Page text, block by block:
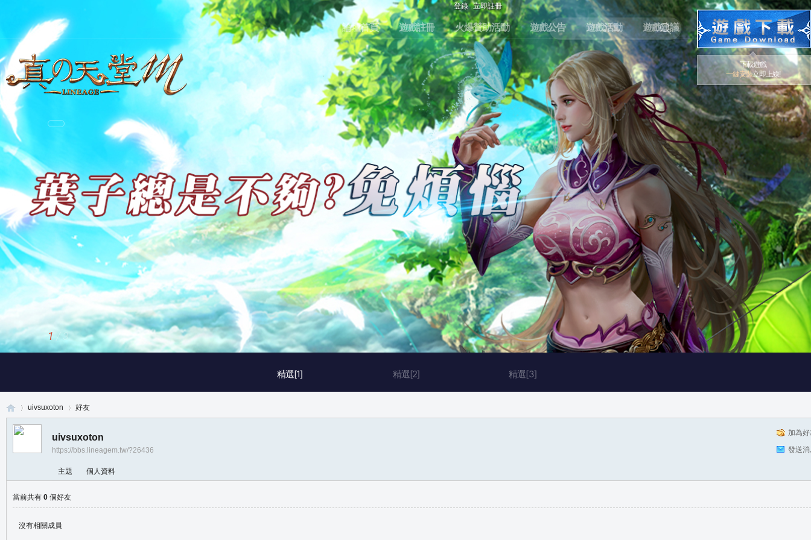
登錄 立即註冊
論壇首頁 遊戲註冊 火爆贊助活動 遊戲公告 遊戲活動 遊戲建議
下載遊戲
一鍵安裝立即上線!
精選[1] 精選[2] 精選[3]
1 / 3
uivsuxoton 好友
加為
發送
uivsuxoton
https://bbs.lineagem.tw/?26436
主題 個人資料
當前共有 0 個好友
沒有相關成員